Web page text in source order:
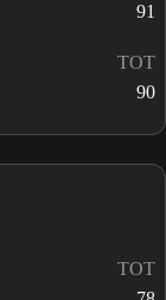
91
TOT
90
TOT